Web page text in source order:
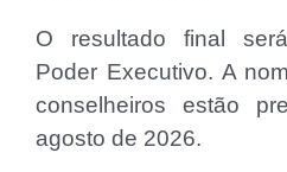
O resultado final
Poder Executivo. A
conselheiros estão
agosto de 2026.